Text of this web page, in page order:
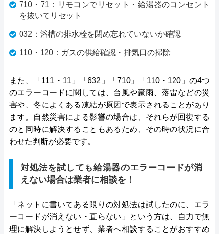
710・71：リモコンでリセット・給湯器のコンセント
を抜いてリセット
032：浴槽の排水栓を閉め忘れていないか確認
110・120：ガスの供給確認・排気口の掃除
また、「111・11」「632」「710」「110・120」の4つ
のエラーコードに関しては、台風や豪雨、落雷などの災
害や、冬によくある凍結が原因で表示されることがあり
ます。自然災害による影響の場合は、それらが回復する
のと同時に解決することもあるため、その時の状況に合
わせた判断が必要です。
対処法を試しても給湯器のエラーコードが消
えない場合は業者に相談を！
「ネットに書いてある限りの対処法は試したのに、エラ
ーコードが消えない・直らない」という方は、自力で無
理に解決しようとせず、業者へ相談することがおすすめ